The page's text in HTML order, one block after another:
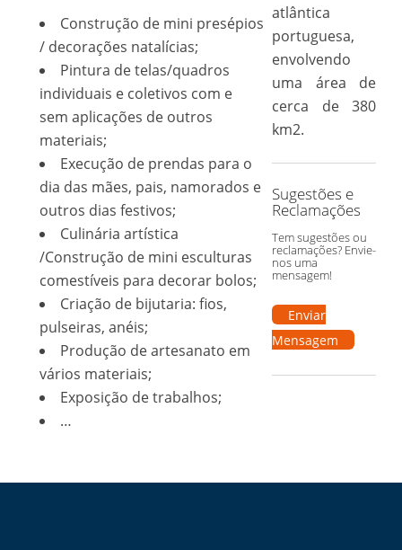
Construção de mini presépios
/ decorações natalícias;
Pintura de telas/quadros
individuais e coletivos com e
sem aplicações de outros
materiais;
Execução de prendas para o
dia das mães, pais, namorados e
outros dias festivos;
Culinária artística
/Construção de mini esculturas
comestíveis para decorar bolos;
Criação de bijutaria: fios,
pulseiras, anéis;
Produção de artesanato em
vários materiais;
Exposição de trabalhos;
…
atlântica
portuguesa,
envolvendo
uma área de
cerca de 380
km2.
Sugestões e
Reclamações
Tem sugestões ou
reclamações? Envie-
nos uma
mensagem!
Enviar
Mensagem